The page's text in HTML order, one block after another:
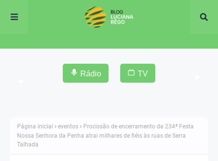
Rádio TV
Página inicial eventos
Procissão de encerramento da 234ª Festa
Nossa Senhora da Penha atrai milhares de fiéis às ruas de Serra
Talhada